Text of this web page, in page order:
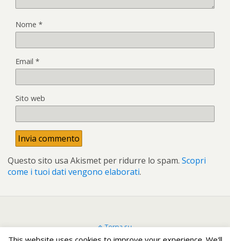
Nome *
Email *
Sito web
Questo sito usa Akismet per ridurre lo spam. Scopri
come i tuoi dati vengono elaborati.
Torna su